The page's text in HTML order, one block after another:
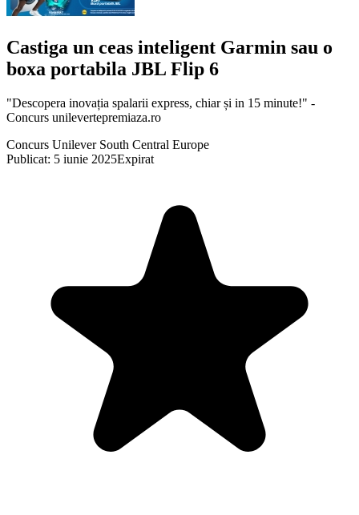
Castiga un ceas inteligent Garmin sau o
boxa portabila JBL Flip 6
"Descopera inovația spalarii express, chiar și in 15 minute!" -
Concurs unilevertepremiaza.ro
Concurs Unilever South Central Europe
Publicat: 5 iunie 2025Expirat